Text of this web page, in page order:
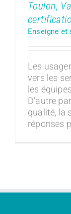
Toulon,
Enseigne
Les
vers les
les
D’autre
qualité, la
réponses